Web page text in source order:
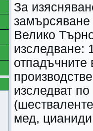
За
замърсяване
Велико
изследване:
отпадъчните
изследват
мед,